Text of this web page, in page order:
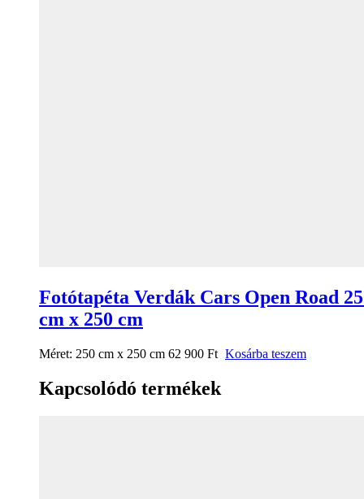
Fotótapéta Verdák Cars Open Road
cm x 250 cm
Méret: 250 cm x 250 cm 62 900 Ft Kosárba teszem
Kapcsolódó termékek